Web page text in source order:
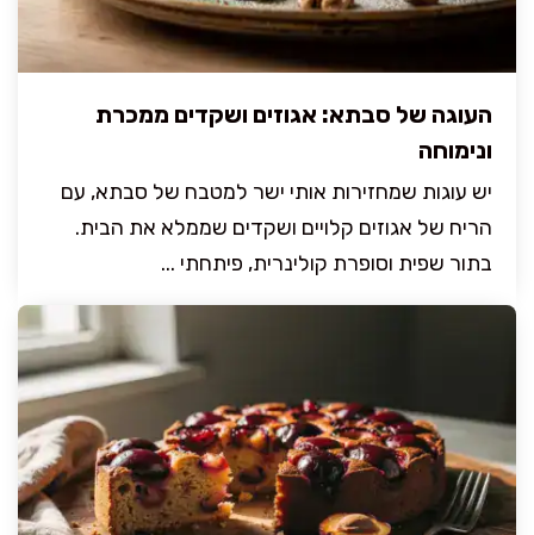
העוגה של סבתא: אגוזים ושקדים ממכרת
ונימוחה
יש עוגות שמחזירות אותי ישר למטבח של סבתא, עם
הריח של אגוזים קלויים ושקדים שממלא את הבית.
בתור שפית וסופרת קולינרית, פיתחתי ...